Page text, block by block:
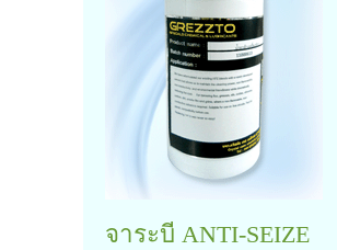
จาระบี ANTI-SEIZE